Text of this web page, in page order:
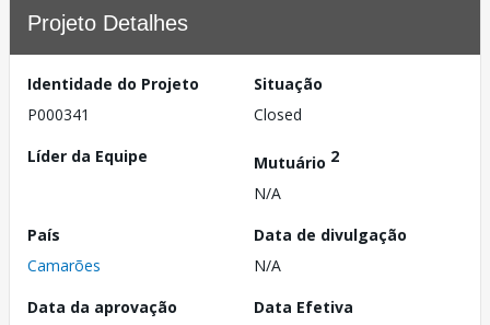
Projeto Detalhes
Identidade do Projeto
P000341
Situação
Closed
Líder da Equipe
Mutuário 2
N/A
País
Camarões
Data de divulgação
N/A
Data da aprovação
Data Efetiva